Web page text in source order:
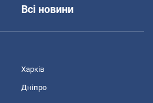
Всі новини
Харків
Дніпро